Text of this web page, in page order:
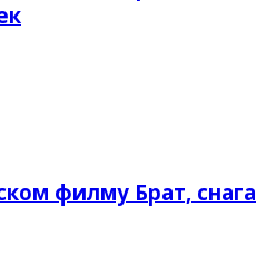
филму Брат, снага